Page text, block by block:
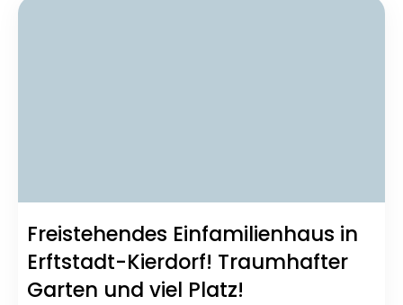
Freistehendes Einfamilienhaus in
Erftstadt-Kierdorf! Traumhafter
Garten und viel Platz!